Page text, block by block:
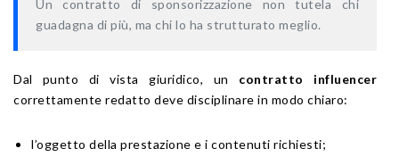
Un contratto di sponsorizzazione non tutela chi
guadagna di più, ma chi lo ha strutturato meglio.
Dal punto di vista giuridico, un contratto influencer
correttamente redatto deve disciplinare in modo chiaro:
l’oggetto della prestazione e i contenuti richiesti;